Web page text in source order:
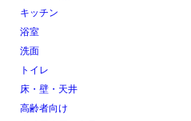
キッチン
浴室
洗面
トイレ
床・壁・天井
高齢者向け